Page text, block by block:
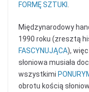
FORMĘ SZTUKI
Międzynarodowy
1990 roku (zresztą
FASCYNUJĄCA),
słoniowa musiała
wszystkimi
obrotu kością